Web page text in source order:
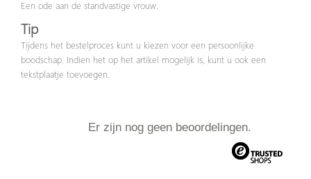
Een ode aan de standvastige vrouw.
Tip
Tijdens het bestelproces kunt u kiezen voor een persoonlijke
boodschap. Indien het op het artikel mogelijk is, kunt u ook een
tekstplaatje toevoegen.
Er zijn nog geen beoordelingen.